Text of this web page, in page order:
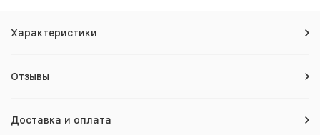
Характеристики
Отзывы
Доставка и оплата